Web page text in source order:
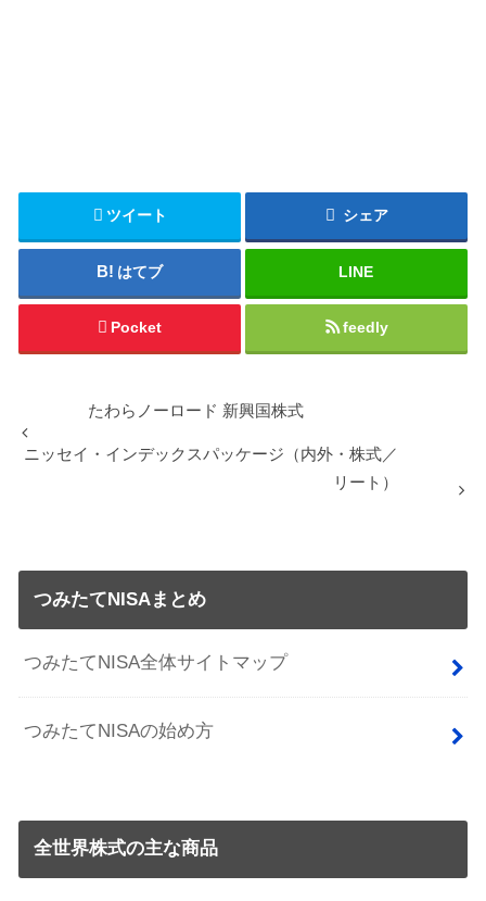
ツイート シェア
はてブ LINE
Pocket feedly
たわらノーロード 新興国株式
ニッセイ・インデックスパッケージ（内外・株式／
リート）
つみたてNISAまとめ
つみたてNISA全体サイトマップ
つみたてNISAの始め方
全世界株式の主な商品